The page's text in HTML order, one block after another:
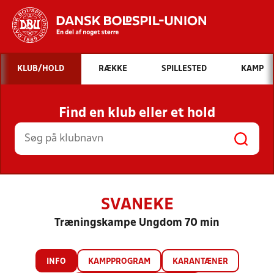
Hvad vil du søge efter?
INDHOLD OG NYHEDER
STILLINGER, RESULTATER, KLUBBER OG
HOLD
KLUB/HOLD RÆKKE SPILLESTED KAMP
Find en klub eller et hold
SVANEKE
Træningskampe Ungdom 70 min
INFO KAMPPROGRAM KARANTÆNER